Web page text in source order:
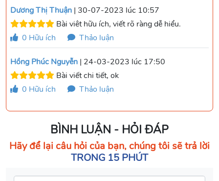
Dương Thị Thuận | 30-07-2023 lúc 10:57
Bài viêt hữu ích, viết rõ ràng dễ hiểu.
0 Hữu ích Thảo luận
Hồng Phúc Nguyễn | 24-03-2023 lúc 17:50
Bài viết chi tiết, ok
0 Hữu ích Thảo luận
BÌNH LUẬN - HỎI ĐÁP
Hãy để lại câu hỏi của bạn, chúng tôi sẽ trả lời
TRONG 15 PHÚT